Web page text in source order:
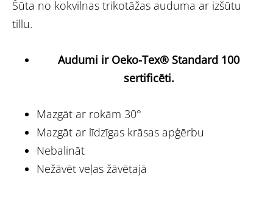
Šūta no kokvilnas trikotāžas auduma ar izšūtu
tillu.
Audumi ir Oeko-Tex® Standard 100
sertificēti.
Mazgāt ar rokām 30°
Mazgāt ar līdzīgas krāsas apģērbu
Nebalināt
Nežāvēt veļas žāvētajā